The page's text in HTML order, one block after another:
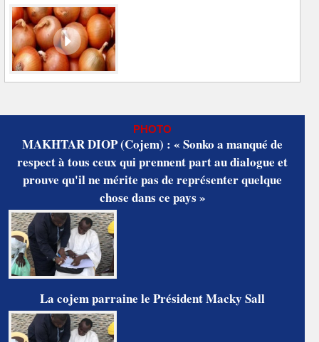
PHOTO
MAKHTAR DIOP (Cojem) : « Sonko a manqué de
respect à tous ceux qui prennent part au dialogue et
prouve qu'il ne mérite pas de représenter quelque
chose dans ce pays »
La cojem parraine le Président Macky Sall